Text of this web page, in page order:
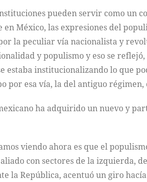
pueden servir como un
México, las expresiones del
la peculiar vía nacionalista y
y populismo y eso se
estaba institucionalizando lo que
esa vía, la del antiguo
ha adquirido un nuevo y
viendo ahora es que el
con sectores de la izquierda,
la República, acentuó un giro